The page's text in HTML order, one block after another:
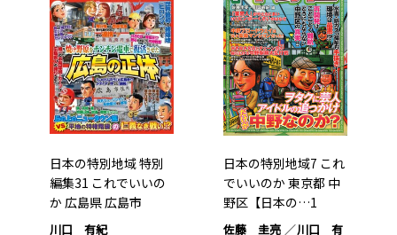
日本の特別地域 特別
編集31 これでいいの
か 広島県 広島市
川口 有紀
日本の特別地域7 これ
でいいのか 東京都 中
野区【日本の…1
佐藤 圭亮
川口 有